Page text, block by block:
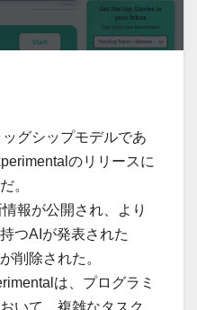
グシップモデルであ
のリリースに
。
報が公開され、より
つAIが発表された
削除された。
は、プログラミ
いて、複雑なタスク